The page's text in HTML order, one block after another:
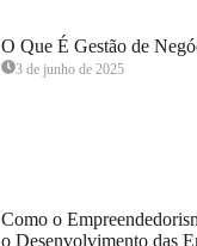
O Que É Gestão de
3 de junho de 2025
Como o
o Desenvolvimento das